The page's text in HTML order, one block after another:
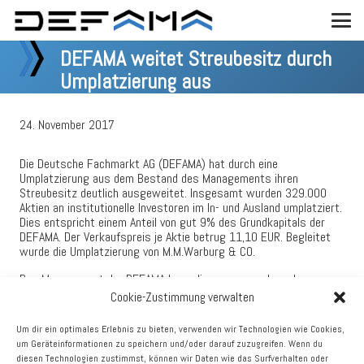
Cookie-Zustimmung verwalten
Um dir ein optimales Erlebnis zu bieten, verwenden wir Technologien wie Cookies,
um Geräteinformationen zu speichern und/oder darauf zuzugreifen. Wenn du
diesen Technologien zustimmst, können wir Daten wie das Surfverhalten oder
DEFAMA weitet Streubesitz durch
Umplatzierung aus
24. November 2017
Die Deutsche Fachmarkt AG (DEFAMA) hat durch eine
Umplatzierung aus dem Bestand des Managements ihren
Streubesitz deutlich ausgeweitet. Insgesamt wurden 329.000
Aktien an institutionelle Investoren im In- und Ausland umplatziert.
Dies entspricht einem Anteil von gut 9% des Grundkapitals der
DEFAMA. Der Verkaufspreis je Aktie betrug 11,10 EUR. Begleitet
wurde die Umplatzierung von M.M.Warburg & CO.
Das Management der DEFAMA bzw. diesen zuzurechnende
Gesellschaften halten auch nach der Umplatzierung noch mehr als
42% an der Gesellschaft. Der Streubesitz erhöht sich auf nunmehr
rund 47,5%. Das ursprünglich vorgesehene Platzierungsvolumen
wurde kurzfristig noch deutlich erhöht, um die starke
Aktiennachfrage seitens der Investoren zumindest weitgehend